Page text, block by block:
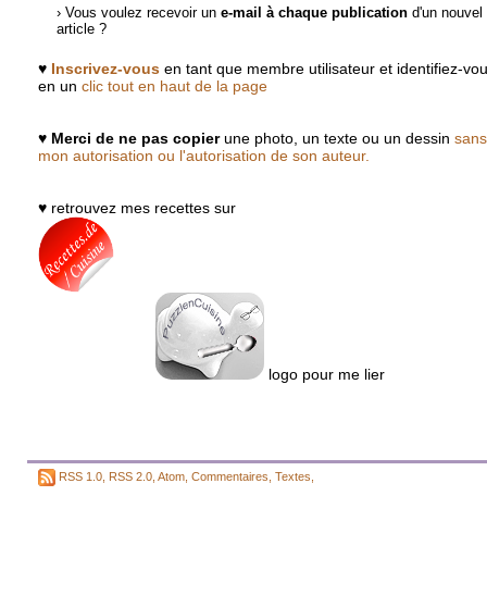
› Vous voulez recevoir un e-mail à chaque publication d'un nouvel
article ?
♥ Inscrivez-vous en tant que membre utilisateur et identifiez-
en un clic tout en haut de la page
♥ Merci de ne pas copierune photo, un texte ou un dessin sans
mon autorisation ou l'autorisation de son auteur.
♥ retrouvez mes recettes sur
logo pour me lier
RSS 1.0 RSS 2.0 Atom Commentaires Textes